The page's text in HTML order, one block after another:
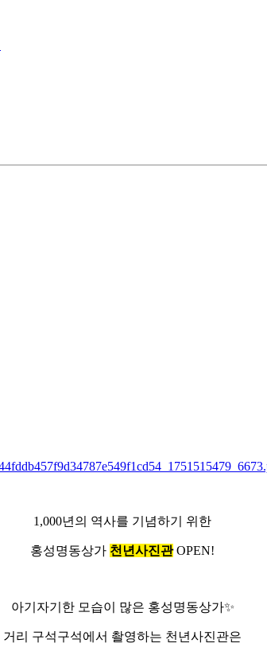
1,000년의 역사를 기념하기 위한
홍성명동상가 천년사진관OPEN!
아기자기한 모습이 많은 홍성명동상가✨
거리 구석구석에서 촬영하는 천년사진관은